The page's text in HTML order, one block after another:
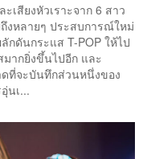
เสียงหัวเราะจาก 6 สาว
งหลายๆ ประสบการณ์ใหม่
กดันกระแส T-POP ให้ไป
ากยิ่งขึ้นไปอีก และ
ดที่จะบันทึกส่วนหนึ่งของ
นเ...